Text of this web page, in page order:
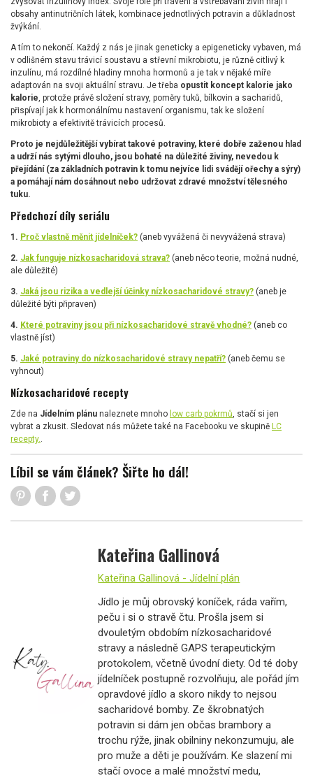
obsahy antinutričních látek, kombinace jednotlivých potravin a důkladnost
žvýkání.
A tím to nekončí. Každý z nás je jinak geneticky a epigeneticky vybaven, má
v odlišném stavu trávicí soustavu a střevní mikrobiotu, je různě citlivý k
inzulínu, má rozdílné hladiny mnoha hormonů a je tak v nějaké míře
adaptován na svoji aktuální stravu. Je třeba opustit koncept kalorie jako
kalorie, protože právě složení stravy, poměry tuků, bílkovin a sacharidů,
přispívají jak k hormonálnímu nastavení organismu, tak ke složení
mikrobioty a efektivitě trávicích procesů.
Proto je nejdůležitější vybírat takové potraviny, které dobře zaženou hlad
a udrží nás sytými dlouho, jsou bohaté na důležité živiny, nevedou k
přejídání (za základních potravin k tomu nejvíce lidi svádějí ořechy a sýry)
a pomáhají nám dosáhnout nebo udržovat zdravé množství tělesného
tuku.
Předchozí díly seriálu
1. Proč vlastně měnit jídelníček? (aneb vyvážená či nevyvážená strava)
2. Jak funguje nízkosacharidová strava? (aneb něco teorie, možná nudné,
ale důležité)
3. Jaká jsou rizika a vedlejší účinky nízkosacharidové stravy? (aneb je
důležité býti připraven)
4. Které potraviny jsou při nízkosacharidové stravě vhodné? (aneb co
vlastně jíst)
5. Jaké potraviny do nízkosacharidové stravy nepatří? (aneb čemu se
vyhnout)
Nízkosacharidové recepty
Zde na Jídelním plánu naleznete mnoho low carb pokrmů, stačí si jen
vybrat a zkusit. Sledovat nás můžete také na Facebooku ve skupině LC
recepty..
Líbil se vám článek? Šiřte ho dál!
Kateřina Gallinová
Kateřina Gallinová - Jídelní plán
Jídlo je můj obrovský koníček, ráda vařím,
peču i si o stravě čtu. Prošla jsem si
dvouletým obdobím nízkosacharidové
stravy a následně GAPS terapeutickým
protokolem, včetně úvodní diety. Od té doby
jídelníček postupně rozvolňuju, ale pořád jím
opravdové jídlo a skoro nikdy to nejsou
sacharidové bomby. Ze škrobnatých
potravin si dám jen občas brambory a
trochu rýže, jinak obilniny nekonzumuju, ale
pro muže a děti je používám. Ke slazení mi
stačí ovoce a malé množství medu,